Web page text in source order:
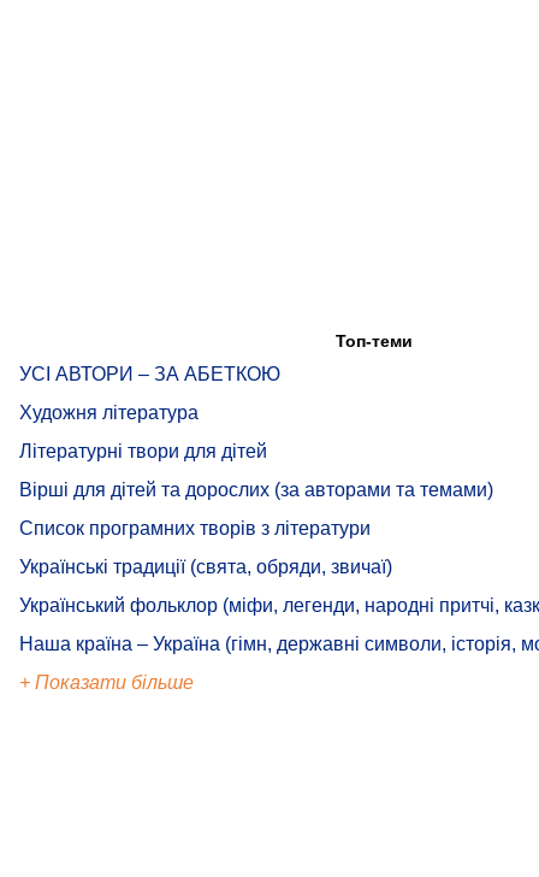
Топ-теми
УСІ АВТОРИ – ЗА АБЕТКОЮ
Художня література
Літературні твори для дітей
Вірші для дітей та дорослих (за авторами та темами)
Список програмних творів з літератури
Українські традиції (свята, обряди, звичаї)
Український фольклор (міфи, легенди, народні притчі,
Наша країна – Україна (гімн, державні символи, історія,
+ Показати більше